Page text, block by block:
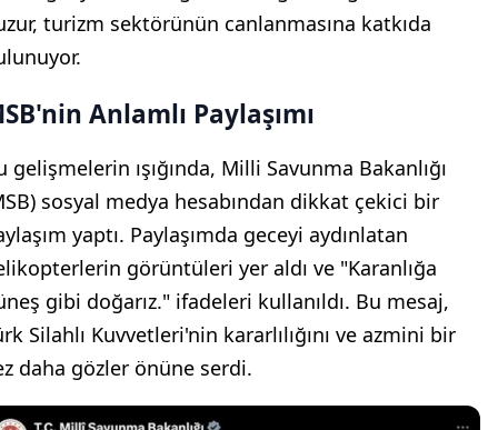
turizm sektörünün canlanmasına katkıda
Anlamlı Paylaşımı
gelişmelerin ışığında, Milli Savunma Bakanlığı
sosyal medya hesabından dikkat çekici bir
yaptı. Paylaşımda geceyi aydınlatan
görüntüleri yer aldı ve "Karanlığa
gibi doğarız." ifadeleri kullanıldı. Bu mesaj,
Silahlı Kuvvetleri'nin kararlılığını ve azmini bir
daha gözler önüne serdi.